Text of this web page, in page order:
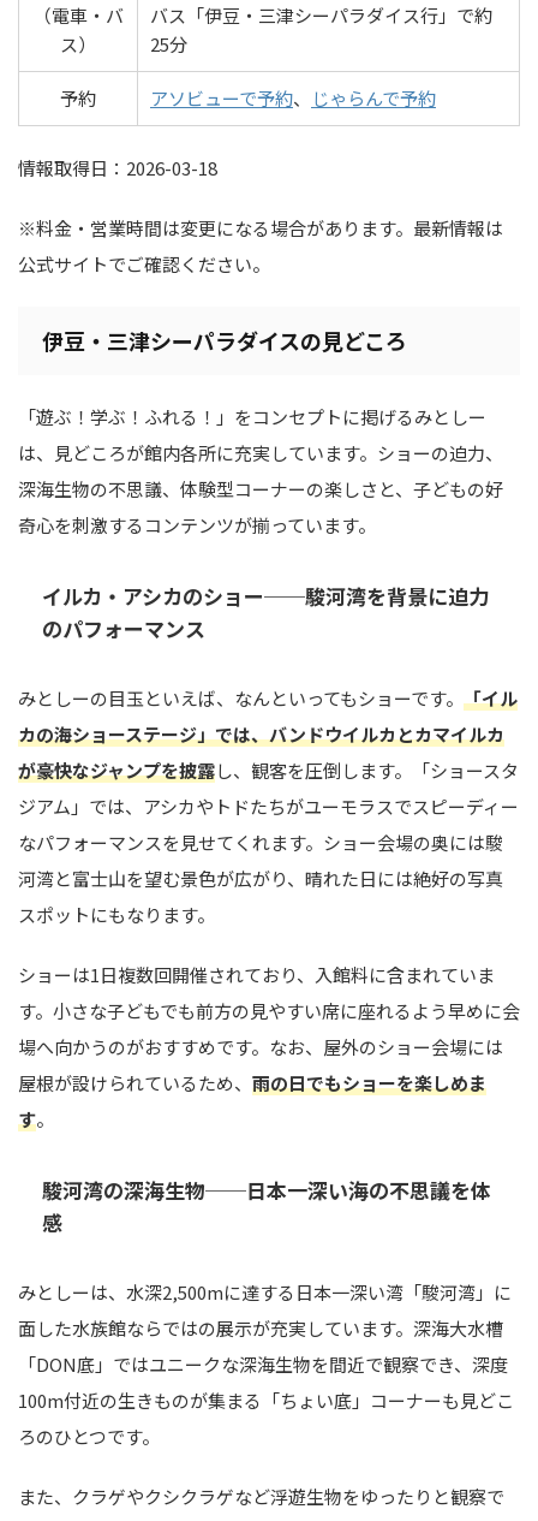
（電車・バ
ス）
バス「伊豆・三津シーパラダイス行」で約
25分
予約 アソビューで予約、 じゃらんで予約
情報取得日：2026-03-18
※料金・営業時間は変更になる場合があります。最新情報は
公式サイトでご確認ください。
伊豆・三津シーパラダイスの見どころ
「遊ぶ！学ぶ！ふれる！」をコンセプトに掲げるみとしー
は、見どころが館内各所に充実しています。ショーの迫力、
深海生物の不思議、体験型コーナーの楽しさと、子どもの好
奇心を刺激するコンテンツが揃っています。
イルカ・アシカのショー──駿河湾を背景に迫力
のパフォーマンス
みとしーの目玉といえば、なんといってもショーです。 「イル
カの海ショーステージ」では、バンドウイルカとカマイルカ
が豪快なジャンプを披露し、観客を圧倒します。「ショースタ
ジアム」では、アシカやトドたちがユーモラスでスピーディー
なパフォーマンスを見せてくれます。ショー会場の奥には駿
河湾と富士山を望む景色が広がり、晴れた日には絶好の写真
スポットにもなります。
ショーは1日複数回開催されており、入館料に含まれていま
す。小さな子どもでも前方の見やすい席に座れるよう早めに会
場へ向かうのがおすすめです。なお、屋外のショー会場には
屋根が設けられているため、 雨の日でもショーを楽しめま
す。
駿河湾の深海生物──日本一深い海の不思議を体
感
みとしーは、水深2,500mに達する日本一深い湾「駿河湾」に
面した水族館ならではの展示が充実しています。深海大水槽
「DON底」ではユニークな深海生物を間近で観察でき、深度
100m付近の生きものが集まる「ちょい底」コーナーも見どこ
ろのひとつです。
また、クラゲやクシクラゲなど浮遊生物をゆったりと観察で